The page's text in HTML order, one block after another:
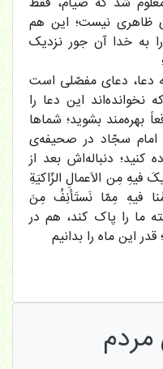
ظاهری نیست؛ این هم
به خدا آن جور نزدیک
دعا، دعای مفصّلی است
این دعا را
بهره‌مند بشوید؛ شماها
امام سجّاد در صحیفه‌ی
کنید؛ دنباله‌اش بعد از
فیهِ مِن الاَعمالِ الزّاکیَةِ
فیهِ مِمّا نَستَأنِفُ مِنَ
ما را پاک کند، هم در
این ماه را بدانیم‌
مردم